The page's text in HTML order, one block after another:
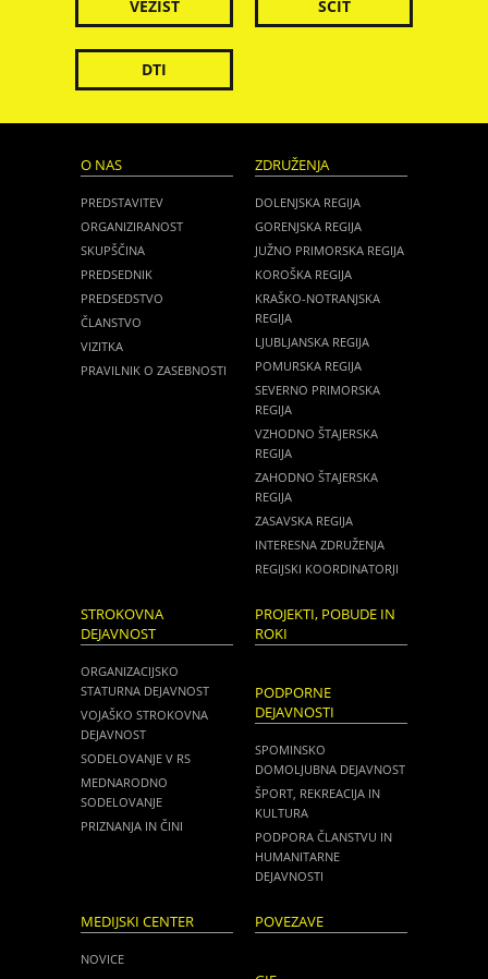
VEZIST ŠČIT
DTI
O NAS
PREDSTAVITEV
ORGANIZIRANOST
SKUPŠČINA
PREDSEDNIK
PREDSEDSTVO
ČLANSTVO
VIZITKA
PRAVILNIK O ZASEBNOSTI
ZDRUŽENJA
DOLENJSKA REGIJA
GORENJSKA REGIJA
JUŽNO PRIMORSKA REGIJA
KOROŠKA REGIJA
KRAŠKO-NOTRANJSKA
REGIJA
LJUBLJANSKA REGIJA
POMURSKA REGIJA
SEVERNO PRIMORSKA
REGIJA
VZHODNO ŠTAJERSKA
REGIJA
ZAHODNO ŠTAJERSKA
REGIJA
ZASAVSKA REGIJA
INTERESNA ZDRUŽENJA
REGIJSKI KOORDINATORJI
STROKOVNA
DEJAVNOST
ORGANIZACIJSKO
STATURNA DEJAVNOST
VOJAŠKO STROKOVNA
DEJAVNOST
SODELOVANJE V RS
MEDNARODNO
SODELOVANJE
PRIZNANJA IN ČINI
PROJEKTI, POBUDE IN
ROKI
PODPORNE
DEJAVNOSTI
SPOMINSKO
DOMOLJUBNA DEJAVNOST
ŠPORT, REKREACIJA IN
KULTURA
PODPORA ČLANSTVU IN
HUMANITARNE
DEJAVNOSTI
MEDIJSKI CENTER
NOVICE
POVEZAVE